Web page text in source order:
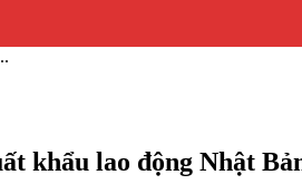
khẩu lao động Nhật